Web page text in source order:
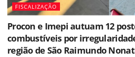
FISCALIZAÇÃO
Procon e Imepi autuam 12
combustíveis por
região de São Raimundo